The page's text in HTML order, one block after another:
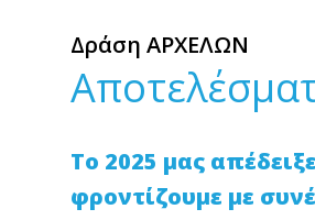
Δράση ΑΡΧΕΛΩΝ
Το 2025 μας
φροντίζουμε με